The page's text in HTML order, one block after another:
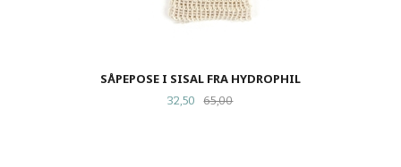
SÅPEPOSE I SISAL FRA HYDROPHIL
Tilbud
32,50 65,00Rabatt